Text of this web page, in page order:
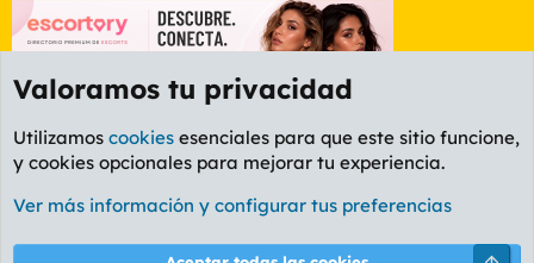
Etiquetas
Cookies
PL OLDSTYLE AMARILLO
Valoramos tu privacidad
Utilizamos cookies esenciales para que este sitio funcione,
y cookies opcionales para mejorar tu experiencia.
Ver más información y configurar tus preferencias